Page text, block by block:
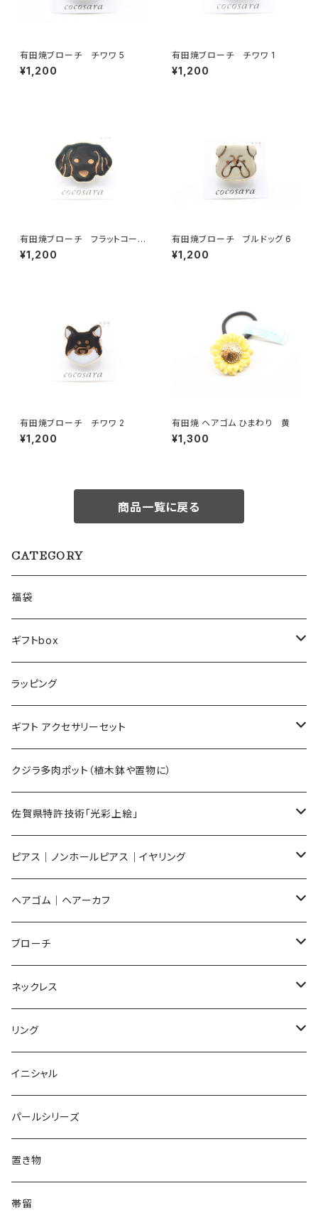
有田焼ブローチ チワワ 5
¥1,200
有田焼ブローチ チワワ 1
¥1,200
有田焼ブローチ フラットコーテ
ッド・レトリーバー
¥1,200
有田焼ブローチ ブルドッグ 6
¥1,200
有田焼ブローチ チワワ 2
¥1,200
有田焼 ヘアゴム ひまわり 黄
¥1,300
商品一覧に戻る
CATEGORY
福袋
ギフトbox
Lサイズ
Mサイズ
Sサイズ
ラッピング
ギフト アクセサリーセット
flower
メンズ ギフトセット
クジラ多肉ポット（植木鉢や置物に）
佐賀県特許技術「光彩上絵」
ピアス
イヤリング
ノンホールピアス
ヘアゴム
ブローチ
ネックレス
リング
ピアス｜ノンホールピアス｜イヤリング
ピアス
Flower
Dot
てんとう虫
ノンホールピアス
Flower
Dot
イヤリング
Flower
Round
ヘアゴム｜ヘアーカフ
Flower
Round
Square
てんとう虫
Animal
うさぎ
パンダ
鏡
Pattern
ブローチ
Flower
Animal
猫
犬
Lips
鏡
Pattern
house
ネックレス
Flower
Animal
てんとう虫
Food
Pattern
リング
Flower
Round
てんとう虫
animal
イニシャル
パールシリーズ
置き物
帯留